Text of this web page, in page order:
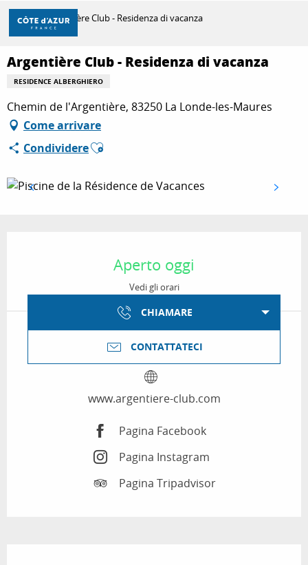
Aller
contenu
principal
SCOPRIRE
PER FARE
SOGGIORNO
Casa Argentière Club - Residenza di vacanza
Argentière Club - Residenza di vacanza
RESIDENCE ALBERGHIERO
Chemin de l'Argentière, 83250 La Londe-les-Maures
Come arrivare
CondividereAjouter aux favoris
Aperto oggi
Vedi gli orari
CHIAMARE
CONTATTATECI
www.argentiere-club.com
Pagina Facebook
Pagina Instagram
Pagina Tripadvisor